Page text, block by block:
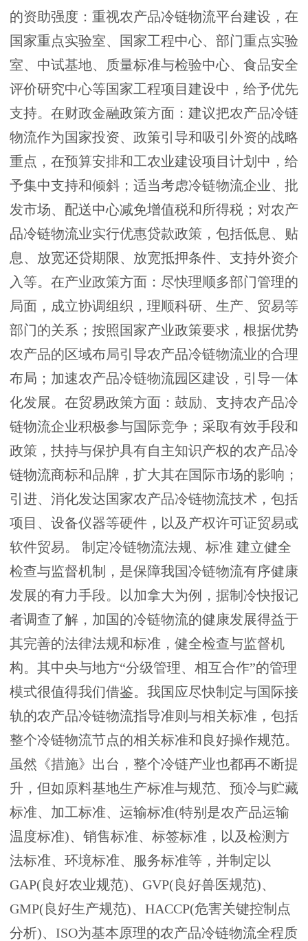
的资助强度：重视农产品冷链物流平台建设，在
国家重点实验室、国家工程中心、部门重点实验
室、中试基地、质量标准与检验中心、食品安全
评价研究中心等国家工程项目建设中，给予优先
支持。在财政金融政策方面：建议把农产品冷链
物流作为国家投资、政策引导和吸引外资的战略
重点，在预算安排和工农业建设项目计划中，给
予集中支持和倾斜；适当考虑冷链物流企业、批
发市场、配送中心减免增值税和所得税；对农产
品冷链物流业实行优惠贷款政策，包括低息、贴
息、放宽还贷期限、放宽抵押条件、支持外资介
入等。在产业政策方面：尽快理顺多部门管理的
局面，成立协调组织，理顺科研、生产、贸易等
部门的关系；按照国家产业政策要求，根据优势
农产品的区域布局引导农产品冷链物流业的合理
布局；加速农产品冷链物流园区建设，引导一体
化发展。在贸易政策方面：鼓励、支持农产品冷
链物流企业积极参与国际竞争；采取有效手段和
政策，扶持与保护具有自主知识产权的农产品冷
链物流商标和品牌，扩大其在国际市场的影响；
引进、消化发达国家农产品冷链物流技术，包括
项目、设备仪器等硬件，以及产权许可证贸易或
软件贸易。 制定冷链物流法规、标准 建立健全
检查与监督机制，是保障我国冷链物流有序健康
发展的有力手段。以加拿大为例，据制冷快报记
者调查了解，加国的冷链物流的健康发展得益于
其完善的法律法规和标准，健全检查与监督机
构。其中央与地方“分级管理、相互合作”的管理
模式很值得我们借鉴。我国应尽快制定与国际接
轨的农产品冷链物流指导准则与相关标准，包括
整个冷链物流节点的相关标准和良好操作规范。
虽然《措施》出台，整个冷链产业也都再不断提
升，但如原料基地生产标准与规范、预冷与贮藏
标准、加工标准、运输标准(特别是农产品运输
温度标准)、销售标准、标签标准，以及检测方
法标准、环境标准、服务标准等，并制定以
GAP(良好农业规范)、GVP(良好兽医规范)、
GMP(良好生产规范)、HACCP(危害关键控制点
分析)、ISO为基本原理的农产品冷链物流全程质